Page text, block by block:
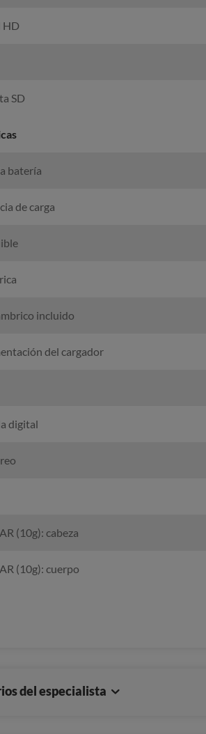
HD
SD
batería
de carga
incluido
del cargador
digital
(10g): cabeza
(10g): cuerpo
del especialista